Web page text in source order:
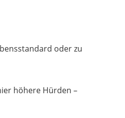
oder zu
höhere Hürden –